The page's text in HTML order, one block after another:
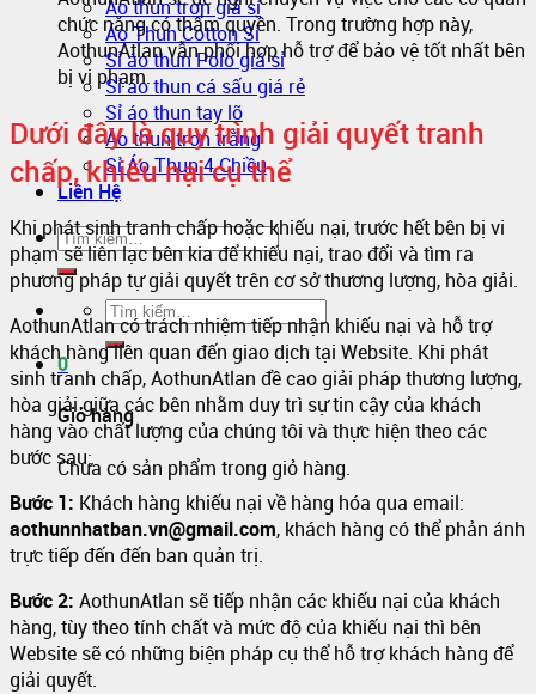
Áo thun trơn giá sỉ
Áo Thun Cotton Sỉ
Sỉ áo thun Polo giá sỉ
Sỉ áo thun cá sấu giá rẻ
Sỉ áo thun tay lỡ
Áo thun trơn trắng
Sỉ Áo Thun 4 Chiều
Liên Hệ
0
Giỏ hàng
Chưa có sản phẩm trong giỏ hàng.
chức năng có thẩm quyền. Trong trường hợp này,
AothunAtlan vẫn phối hợp hỗ trợ để bảo vệ tốt nhất bên
bị vi phạm.
Dưới đây là quy trình giải quyết tranh
chấp, khiếu nại cụ thể
Khi phát sinh tranh chấp hoặc khiếu nại, trước hết bên bị vi
phạm sẽ liên lạc bên kia để khiếu nại, trao đổi và tìm ra
phương pháp tự giải quyết trên cơ sở thương lượng, hòa giải.
AothunAtlan có trách nhiệm tiếp nhận khiếu nại và hỗ trợ
khách hàng liên quan đến giao dịch tại Website. Khi phát
sinh tranh chấp, AothunAtlan đề cao giải pháp thương lượng,
hòa giải giữa các bên nhằm duy trì sự tin cậy của khách
hàng vào chất lượng của chúng tôi và thực hiện theo các
bước sau:
Bước 1: Khách hàng khiếu nại về hàng hóa qua email:
aothunnhatban.vn@gmail.com, khách hàng có thể phản ánh
trực tiếp đến đến ban quản trị.
Bước 2: AothunAtlan sẽ tiếp nhận các khiếu nại của khách
hàng, tùy theo tính chất và mức độ của khiếu nại thì bên
Website sẽ có những biện pháp cụ thể hỗ trợ khách hàng để
giải quyết.